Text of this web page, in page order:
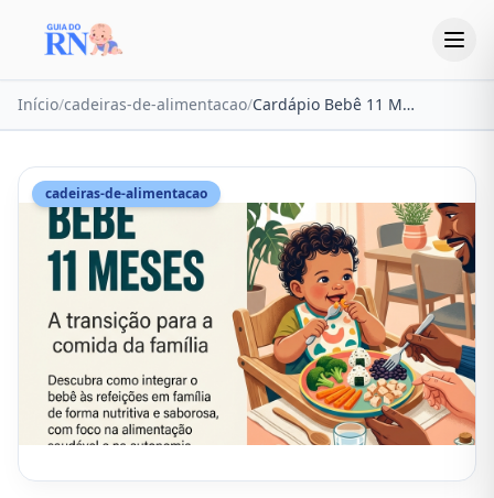
Início/cadeiras-de-alimentacao/ Cardápio Bebê 11 Meses: 25 Receitas e Transição para Alimentação Familiar
cadeiras-de-alimentacao